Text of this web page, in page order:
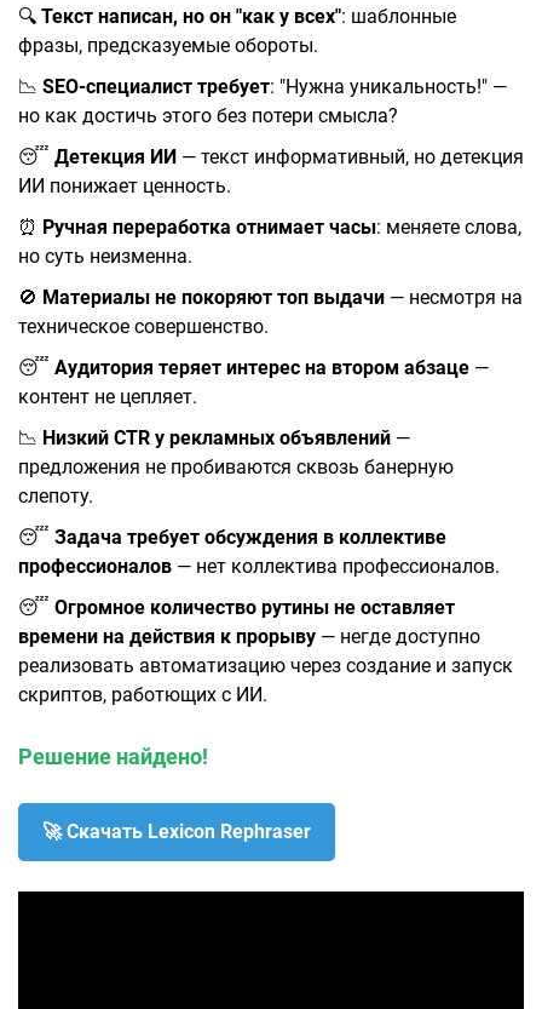
🔍 Текст написан, но он "как у всех": шаблонные
фразы, предсказуемые обороты.
📉 SEO-специалист требует: "Нужна уникальность!" —
но как достичь этого без потери смысла?
😴 Детекция ИИ — текст информативный, но детекция
ИИ понижает ценность.
⏰ Ручная переработка отнимает часы: меняете слова,
но суть неизменна.
🚫 Материалы не покоряют топ выдачи — несмотря на
техническое совершенство.
😴 Аудитория теряет интерес на втором абзаце —
контент не цепляет.
📉 Низкий CTR у рекламных объявлений —
предложения не пробиваются сквозь банерную
слепоту.
😴 Задача требует обсуждения в коллективе
профессионалов — нет коллектива профессионалов.
😴 Огромное количество рутины не оставляет
времени на действия к прорыву — негде доступно
реализовать автоматизацию через создание и запуск
скриптов, работющих с ИИ.
Решение найдено!
🚀 Скачать Lexicon Rephraser